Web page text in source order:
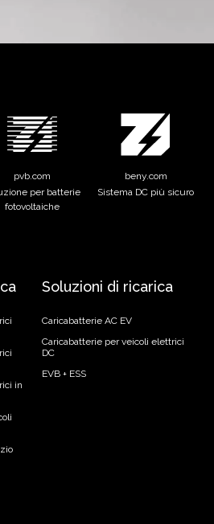
pvb.com
per batterie
fotovoltaiche
beny.com
Sistema DC più sicuro
in
Soluzioni di ricarica
Caricabatterie AC EV
Caricabatterie per veicoli elettrici
DC
EVB + ESS